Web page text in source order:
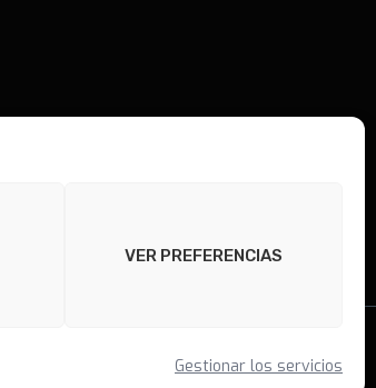
Gestionar los servicios
VER PREFERENCIAS